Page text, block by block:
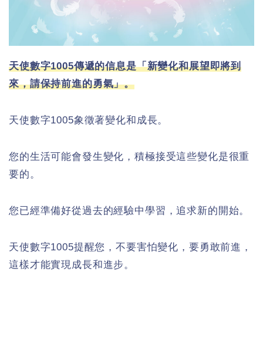
天使數字1005傳遞的信息是「新變化和展望即將到
來，請保持前進的勇氣」。
天使數字1005象徵著變化和成長。
您的生活可能會發生變化，積極接受這些變化是很重
要的。
您已經準備好從過去的經驗中學習，追求新的開始。
天使數字1005提醒您，不要害怕變化，要勇敢前進，
這樣才能實現成長和進步。